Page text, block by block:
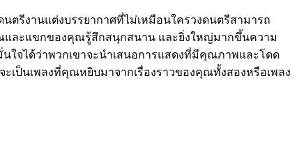
รีงานแต่งบรรยากาศที่ไม่เหมือนใครวงดนตรีสามารถ
ละแขกของคุณรู้สึกสนุกสนาน และยิ่งใหญ่มากขึ้นความ
ใจได้ว่าพวกเขาจะนำเสนอการแสดงที่มีคุณภาพและโดด
นเพลงที่คุณหยิบมาจากเรื่องราวของคุณทั้งสองหรือเพลง